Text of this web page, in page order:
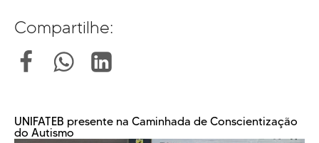
Compartilhe:
UNIFATEB presente na Caminhada de Conscientização
do Autismo